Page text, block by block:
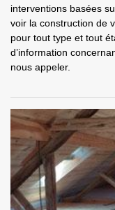
interventions basées
voir la construction de
pour tout type et tout
d’information
nous appeler.